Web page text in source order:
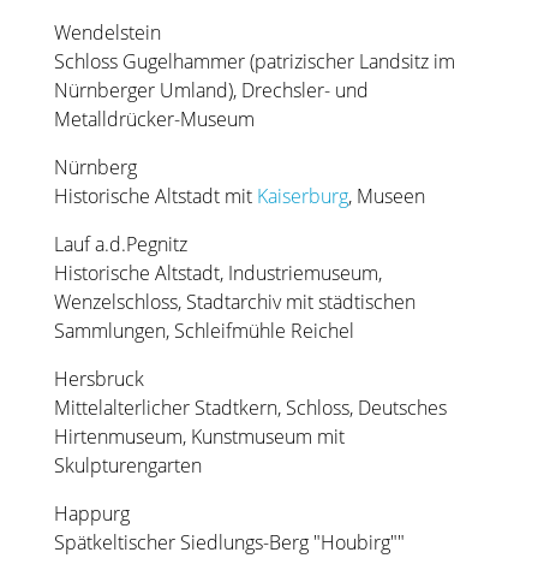
Wendelstein
Schloss Gugelhammer (patrizischer Landsitz im
Nürnberger Umland), Drechsler- und
Metalldrücker-Museum
Nürnberg
Historische Altstadt mit Kaiserburg, Museen
Lauf a.d.Pegnitz
Historische Altstadt, Industriemuseum,
Wenzelschloss, Stadtarchiv mit städtischen
Sammlungen, Schleifmühle Reichel
Hersbruck
Mittelalterlicher Stadtkern, Schloss, Deutsches
Hirtenmuseum, Kunstmuseum mit
Skulpturengarten
Happurg
Spätkeltischer Siedlungs-Berg "Houbirg""